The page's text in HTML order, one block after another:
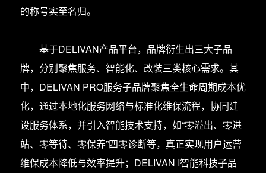
的称号实至名归。
基于DELIVAN产品平台，品牌衍生出三大子品
牌，分别聚焦服务、智能化、改装三类核心需求。其
中，DELIVAN PRO服务子品牌聚焦全生命周期成本优
化，通过本地化服务网络与标准化维保流程，协同建
设服务体系，并引入智能技术支持，如“零溢出、零进
站、零等待、零保养”四零诊断等，真正实现用户运营
维保成本降低与效率提升；DELIVAN I智能科技子品